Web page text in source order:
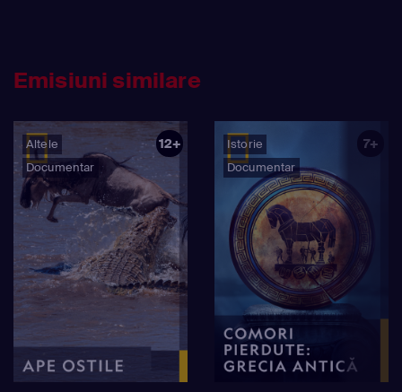
Emisiuni similare
Altele
Documentar
12+
Istorie
Documentar
7+